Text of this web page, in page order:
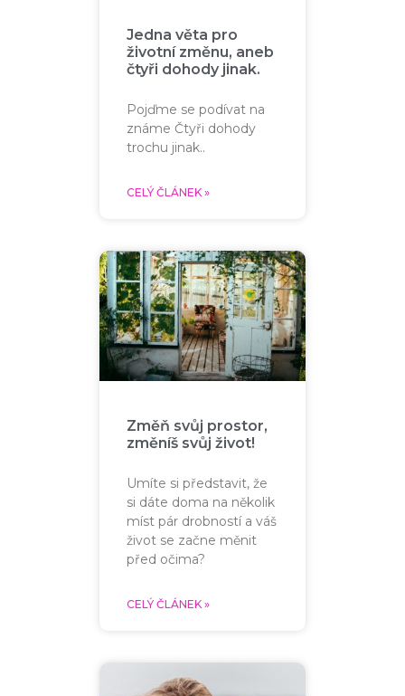
Jedna věta pro
životní změnu, aneb
čtyři dohody jinak.
Pojďme se podívat na
známe Čtyři dohody
trochu jinak..
CELÝ ČLÁNEK »
Změň svůj prostor,
změníš svůj život!
Umíte si představit, že
si dáte doma na několik
míst pár drobností a váš
život se začne měnit
před očima?
CELÝ ČLÁNEK »